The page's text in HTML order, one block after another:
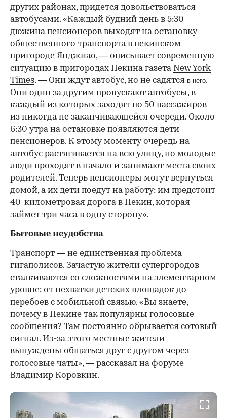
других районах, придется довольствоваться
автобусами. «Каждый будний день в 5:30
дюжина пенсионеров выходят на остановку
общественного транспорта в пекинском
пригороде Янджиао, — описывает современную
ситуацию в пригородах Пекина газета New York
Times. — Они ждут автобус, но не садятся в него.
Они один за другим пропускают автобусы, в
каждый из которых заходят по 50 пассажиров
из никогда не заканчивающейся очереди. Около
6:30 утра на остановке появляются дети
пенсионеров. К этому моменту очередь на
автобус растягивается на всю улицу, но молодые
люди проходят в начало и занимают места своих
родителей. Теперь пенсионеры могут вернуться
домой, а их дети поедут на работу: им предстоит
40-километровая дорога в Пекин, которая
займет три часа в одну сторону».
Бытовые неудобства
Транспорт — не единственная проблема
гигаполисов. Зачастую жители супергородов
сталкиваются со сложностями на элементарном
уровне: от нехватки детских площадок до
перебоев с мобильной связью. «Вы знаете,
почему в Пекине так популярны голосовые
сообщения? Там постоянно обрывается сотовый
сигнал. Из-за этого местные жители
вынуждены общаться друг с другом через
голосовые чаты», — рассказал на форуме
Владимир Коровкин.